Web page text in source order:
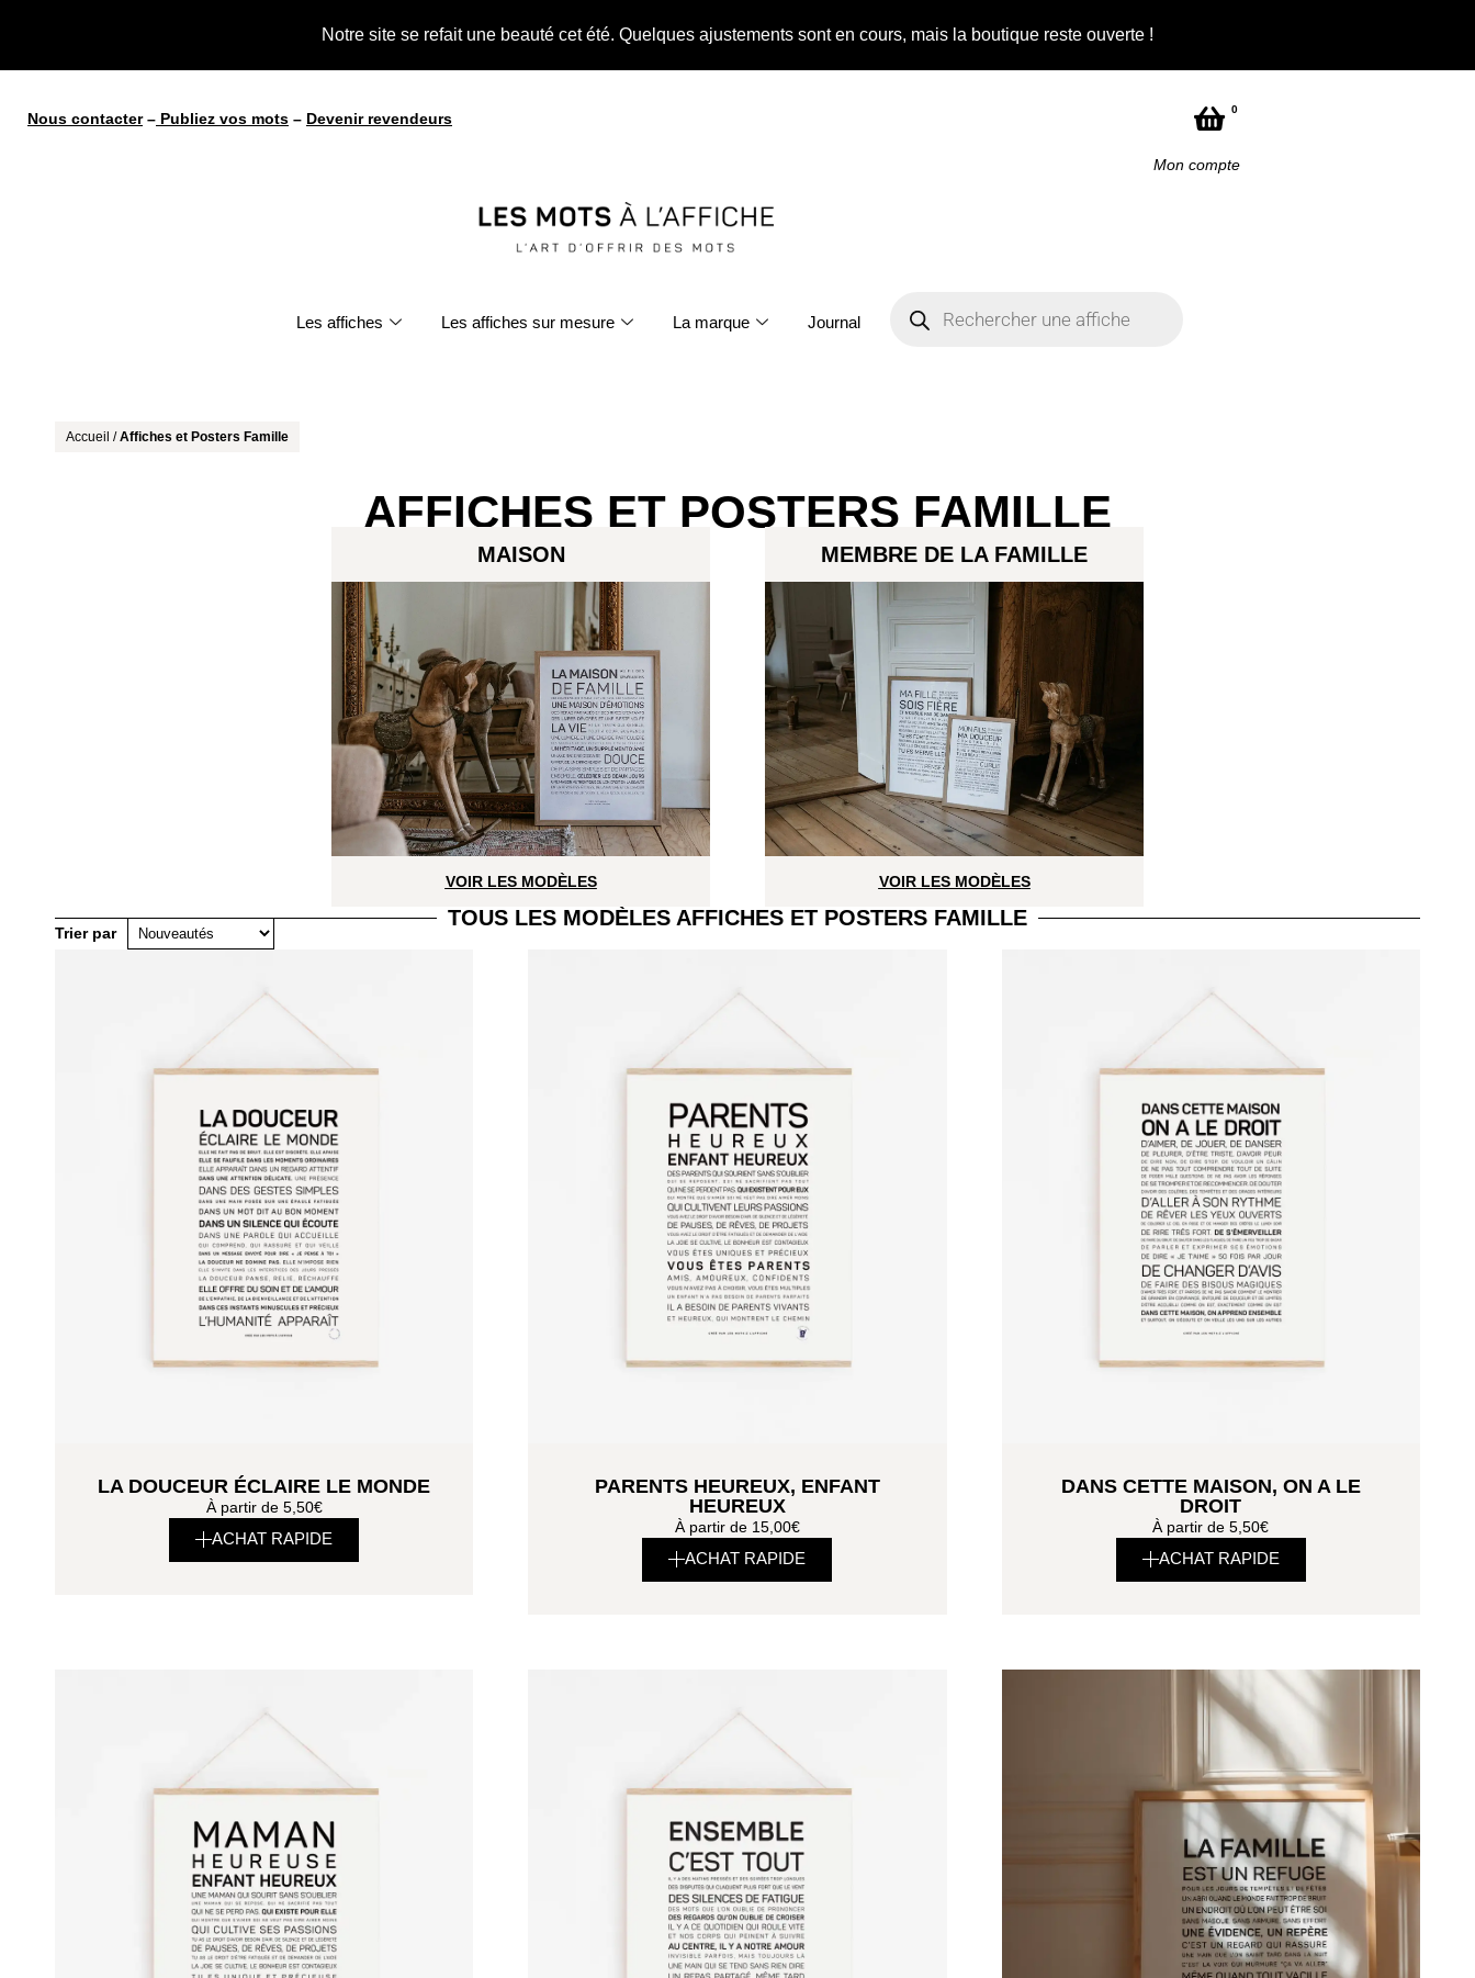
Notre site se refait une beauté cet été. Quelques ajustements sont en cours, mais la boutique reste ouverte !
Nous contacter– Publiez vos mots – Devenir revendeurs
0
Mon compte
Les affiches Les affiches sur mesure La marque Journal
Accueil /Affiches et Posters Famille
AFFICHES ET POSTERS FAMILLE
MAISON
VOIR LES MODÈLES
MEMBRE DE LA FAMILLE
VOIR LES MODÈLES
TOUS LES MODÈLES AFFICHES ET POSTERS FAMILLE
Trier par
LA DOUCEUR ÉCLAIRE LE MONDE
À partir de 5,50€
ACHAT RAPIDE
PARENTS HEUREUX, ENFANT
HEUREUX
À partir de 15,00€
ACHAT RAPIDE
DANS CETTE MAISON, ON A LE
DROIT
À partir de5,50€
ACHAT RAPIDE